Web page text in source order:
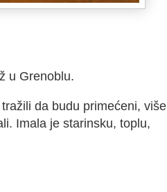
u Grenoblu.
da budu primećeni, više
Imala je starinsku, toplu,